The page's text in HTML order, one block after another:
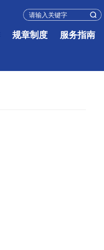
规章制度 服务指南